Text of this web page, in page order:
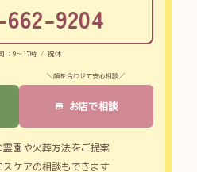
9204
：9～17時 / 祝休
＼顔を合わせて安心相談／
お店で相談
園や火葬方法をご提案
ケアの相談もできます